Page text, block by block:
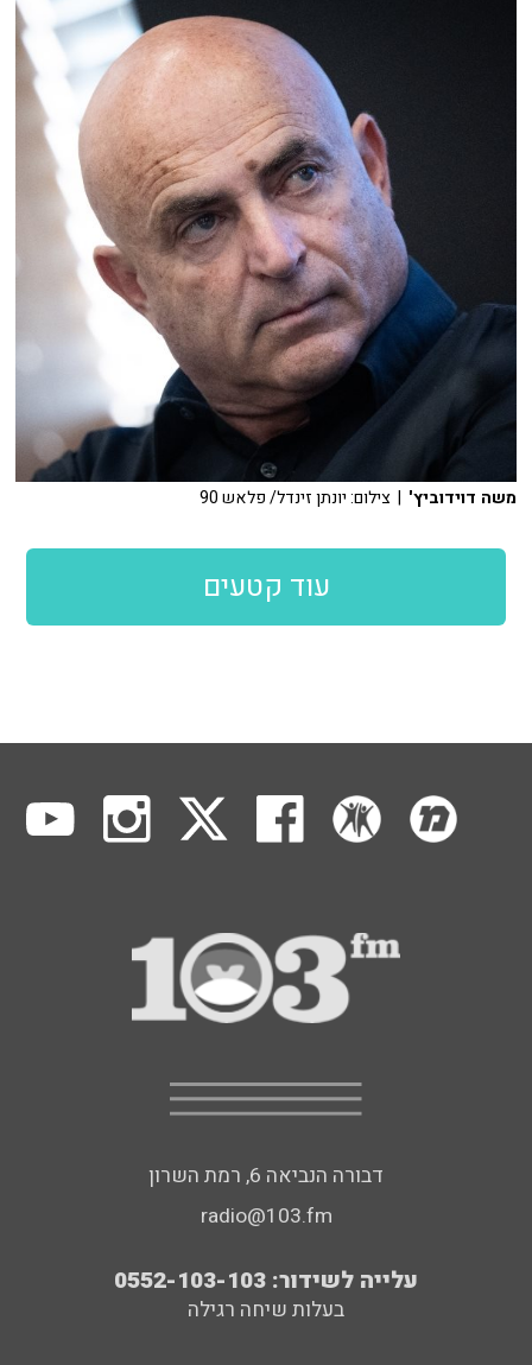
משה דוידוביץ' | צילום: יונתן זינדל/ פלאש 90
עוד קטעים
דבורה הנביאה 6, רמת השרון
radio@103.fm
עלייה לשידור: 0552-103-103
בעלות שיחה רגילה